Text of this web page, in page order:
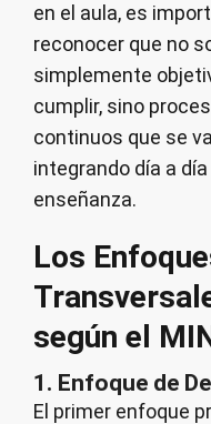
en el aula, es
reconocer que no
simplemente
cumplir, sino
continuos que se
integrando día a día
enseñanza.
Los
según el
1. Enfoque de
El primer enfoque